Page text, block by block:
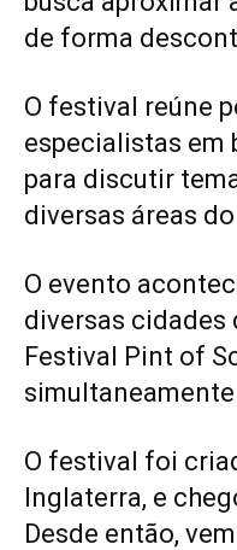
de forma
O festival reúne
especialistas em
para discutir
diversas áreas
O evento
diversas cidades
Festival Pint of
O festival foi
Inglaterra, e
Desde então,